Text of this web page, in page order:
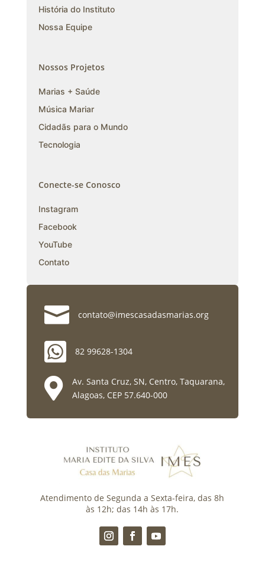
História do Instituto
Nossa Equipe
Nossos Projetos
Marias + Saúde
Música Mariar
Cidadãs para o Mundo
Tecnologia
Conecte-se Conosco
Instagram
Facebook
YouTube
Contato
 contato@imescasadasmarias.org
 82 99628-1304

Av. Santa Cruz, SN, Centro, Taquarana,
Alagoas, CEP 57.640-000
Atendimento de Segunda a Sexta-feira, das 8h
às 12h; das 14h às 17h.